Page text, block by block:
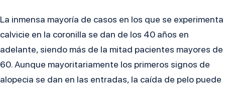
La inmensa mayoría de casos en los que se experimenta
calvicie en la coronilla se dan de los 40 años en
adelante, siendo más de la mitad pacientes mayores de
60. Aunque mayoritariamente los primeros signos de
alopecia se dan en las entradas, la caída de pelo puede